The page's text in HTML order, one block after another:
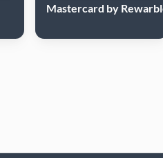
Mastercard by